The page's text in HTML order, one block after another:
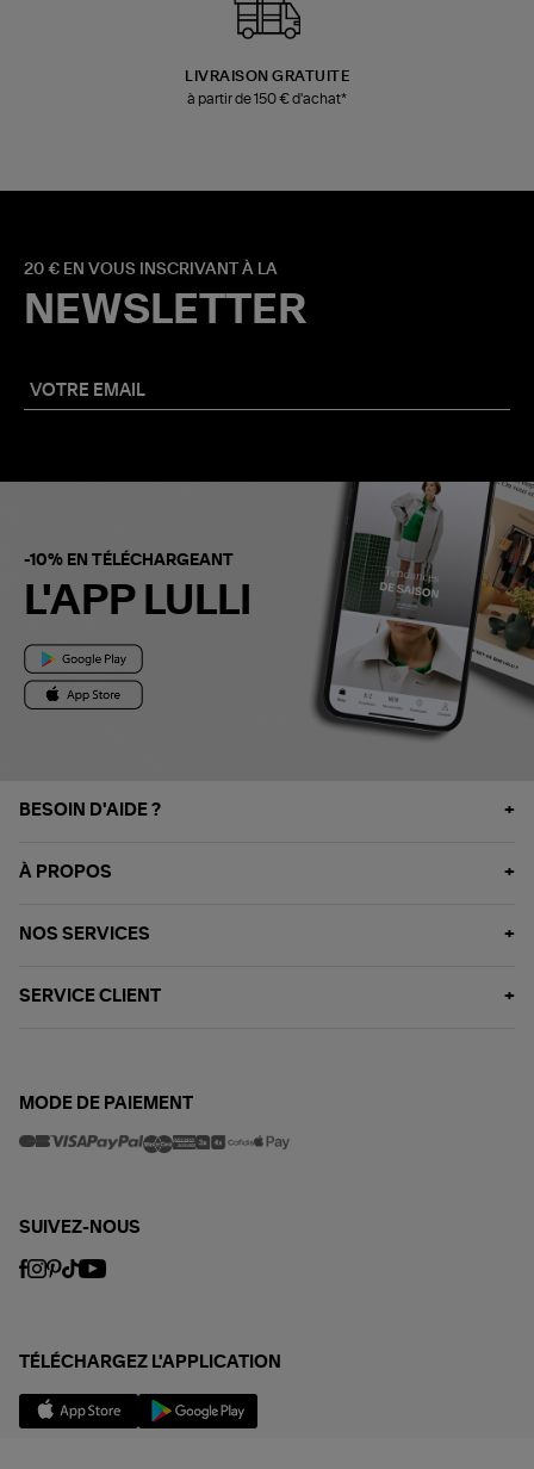
LIVRAISON GRATUITE
à partir de 150 € d'achat*
20 € EN VOUS INSCRIVANT À LA
NEWSLETTER
-10% EN TÉLÉCHARGEANT
L'APP LULLI
BESOIN D'AIDE ?
À PROPOS
NOS SERVICES
SERVICE CLIENT
MODE DE PAIEMENT
SUIVEZ-NOUS
TÉLÉCHARGEZ L'APPLICATION